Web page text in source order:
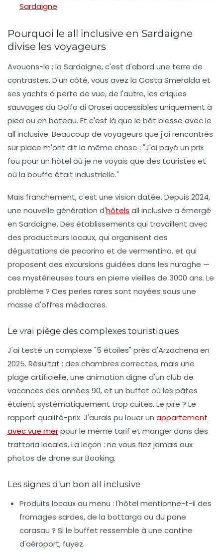
Sardaigne
Pourquoi le all inclusive en Sardaigne
divise les voyageurs
Avouons-le : la Sardaigne, c'est d'abord une terre de
contrastes. D'un côté, vous avez la Costa Smeralda et
ses yachts à perte de vue, de l'autre, les criques
sauvages du Golfo di Orosei accessibles uniquement à
pied ou en bateau. Et c'est là que le bât blesse avec le
all inclusive. Beaucoup de voyageurs que j'ai rencontrés
sur place m'ont dit la même chose : "J'ai payé un prix
fou pour un hôtel où je ne voyais que des touristes et
où la bouffe était industrielle."
Mais franchement, c'est une vision datée. Depuis 2024,
une nouvelle génération d'hôtels all inclusive a émergé
en Sardaigne. Des établissements qui travaillent avec
des producteurs locaux, qui organisent des
dégustations de pecorino et de vermentino, et qui
proposent des excursions guidées dans les nuraghe —
ces mystérieuses tours en pierre vieilles de 3000 ans. Le
problème ? Ces perles rares sont noyées sous une
masse d'offres médiocres.
Le vrai piège des complexes touristiques
J'ai testé un complexe "5 étoiles" près d'Arzachena en
2025. Résultat : des chambres correctes, mais une
plage artificielle, une animation digne d'un club de
vacances des années 90, et un buffet où les pâtes
étaient systématiquement trop cuites. Le pire ? Le
rapport qualité-prix. J'aurais pu louer un appartement
avec vue merpour le même tarif et manger dans des
trattoria locales. La leçon : ne vous fiez jamais aux
photos de drone sur Booking.
Les signes d'un bon all inclusive
Produits locaux au menu : l'hôtel mentionne-t-il des
fromages sardes, de la bottarga ou du pane
carasau ? Si le buffet ressemble à une cantine
d'aéroport, fuyez.